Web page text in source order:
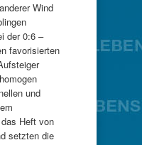
Wind
der 0:6 –
favorisierten
und
Heft von
setzten die